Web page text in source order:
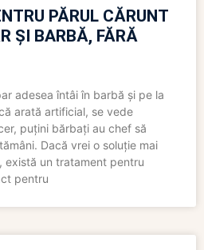
PĂRUL CĂRUNT
ȘI BARBĂ, FĂRĂ
adesea întâi în barbă și pe la
arată artificial, se vede
puțini bărbați au chef să
Dacă vrei o soluție mai
există un tratament pentru
pentru